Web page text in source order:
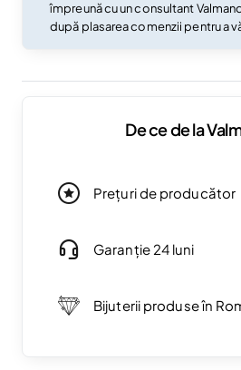
împreună cu un consultant
după plasarea comenzii pentru a
De ce de la
Prețuri de producător
Garanție 24 luni
Bijuterii produse în